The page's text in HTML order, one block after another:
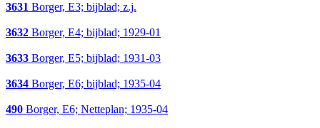
3631 Borger, E3; bijblad; z.j.
3632 Borger, E4; bijblad; 1929-01
3633 Borger, E5; bijblad; 1931-03
3634 Borger, E6; bijblad; 1935-04
490 Borger, E6; Netteplan; 1935-04